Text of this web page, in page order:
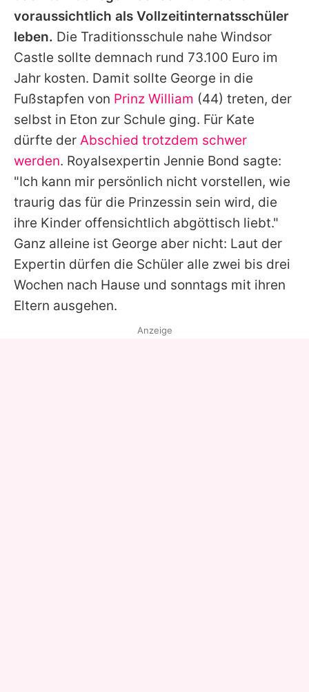
voraussichtlich als Vollzeitinternatsschüler
leben. Die Traditionsschule nahe Windsor
Castle sollte demnach rund 73.100 Euro im
Jahr kosten. Damit sollte George in die
Fußstapfen von Prinz William (44) treten, der
selbst in Eton zur Schule ging. Für Kate
dürfte der Abschied trotzdem schwer
werden. Royalsexpertin Jennie Bond sagte:
"Ich kann mir persönlich nicht vorstellen, wie
traurig das für die Prinzessin sein wird, die
ihre Kinder offensichtlich abgöttisch liebt."
Ganz alleine ist George aber nicht: Laut der
Expertin dürfen die Schüler alle zwei bis drei
Wochen nach Hause und sonntags mit ihren
Eltern ausgehen.
Anzeige